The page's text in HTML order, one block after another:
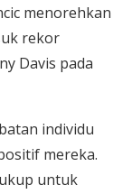
menorehkan
rekor
Davis pada
individu
mereka.
untuk